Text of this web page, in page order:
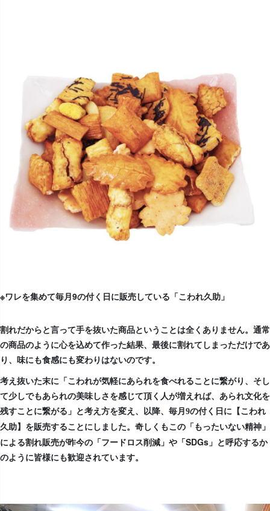
※ワレを集めて毎月9の付く日に販売している「こわれ久助」
割れだからと言って手を抜いた商品ということは全くありません。通常
の商品のように心を込めて作った結果、最後に割れてしまっただけであ
り、味にも食感にも変わりはないのです。
考え抜いた末に「こわれが気軽にあられを食べれることに繋がり、そし
て少しでもあられの美味しさを感じて頂く人が増えれば、あられ文化を
残すことに繋がる」と考え方を変え、
以降、毎月9の付く日に【こわれ
久助】を販売することにしました。 奇しくもこの「もったいない精神」
による割れ販売が昨今の「フードロス削減」や「SDGs」と呼応するか
のように皆様にも歓迎されています。